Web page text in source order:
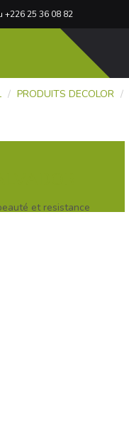
+226 25 36 08 82
/ PRODUITS DECOLOR /
et resistance